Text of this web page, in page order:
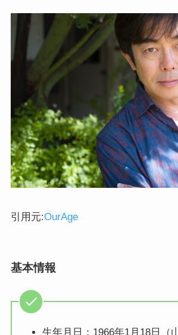
引用元:OurAge
基本情報
生年月日：1966年1月18日（